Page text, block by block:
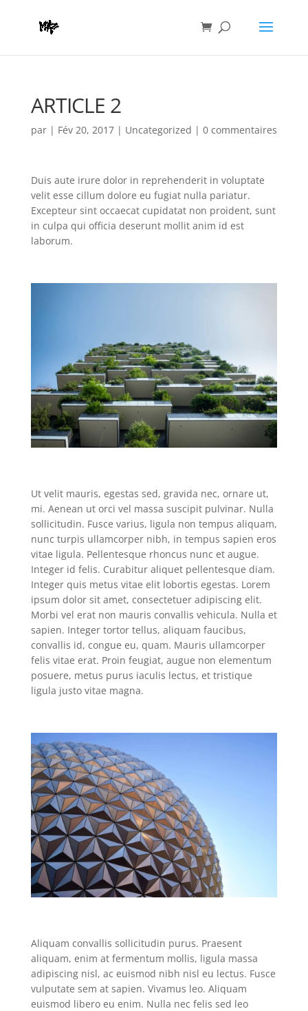
ARTICLE 2
par | Fév 20, 2017| Uncategorized | 0 commentaires
Duis aute irure dolor in reprehenderit in voluptate
velit esse cillum dolore eu fugiat nulla pariatur.
Excepteur sint occaecat cupidatat non proident, sunt
in culpa qui officia deserunt mollit anim id est
laborum.
Ut velit mauris, egestas sed, gravida nec, ornare ut,
mi. Aenean ut orci vel massa suscipit pulvinar. Nulla
sollicitudin. Fusce varius, ligula non tempus aliquam,
nunc turpis ullamcorper nibh, in tempus sapien eros
vitae ligula. Pellentesque rhoncus nunc et augue.
Integer id felis. Curabitur aliquet pellentesque diam.
Integer quis metus vitae elit lobortis egestas. Lorem
ipsum dolor sit amet, consectetuer adipiscing elit.
Morbi vel erat non mauris convallis vehicula. Nulla et
sapien. Integer tortor tellus, aliquam faucibus,
convallis id, congue eu, quam. Mauris ullamcorper
felis vitae erat. Proin feugiat, augue non elementum
posuere, metus purus iaculis lectus, et tristique
ligula justo vitae magna.
Aliquam convallis sollicitudin purus. Praesent
aliquam, enim at fermentum mollis, ligula massa
adipiscing nisl, ac euismod nibh nisl eu lectus. Fusce
vulputate sem at sapien. Vivamus leo. Aliquam
euismod libero eu enim. Nulla nec felis sed leo